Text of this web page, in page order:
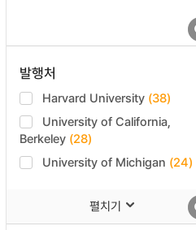
발행처
Harvard University (38)
University of California,
Berkeley (28)
University of Michigan (24)
펼치기